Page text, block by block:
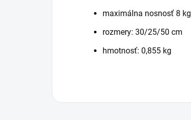
maximálna nosnosť 8 kg
rozmery: 30/25/50 cm
hmotnosť: 0,855 kg